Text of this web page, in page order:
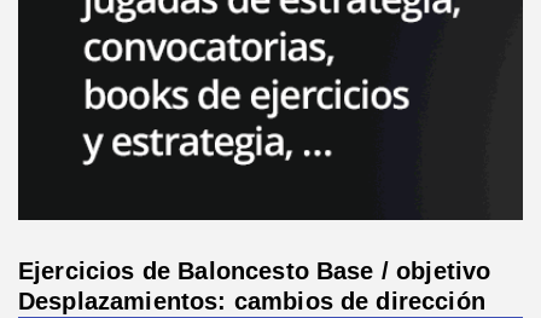
Ejercicios de Baloncesto Base / objetivo
Desplazamientos: cambios de dirección